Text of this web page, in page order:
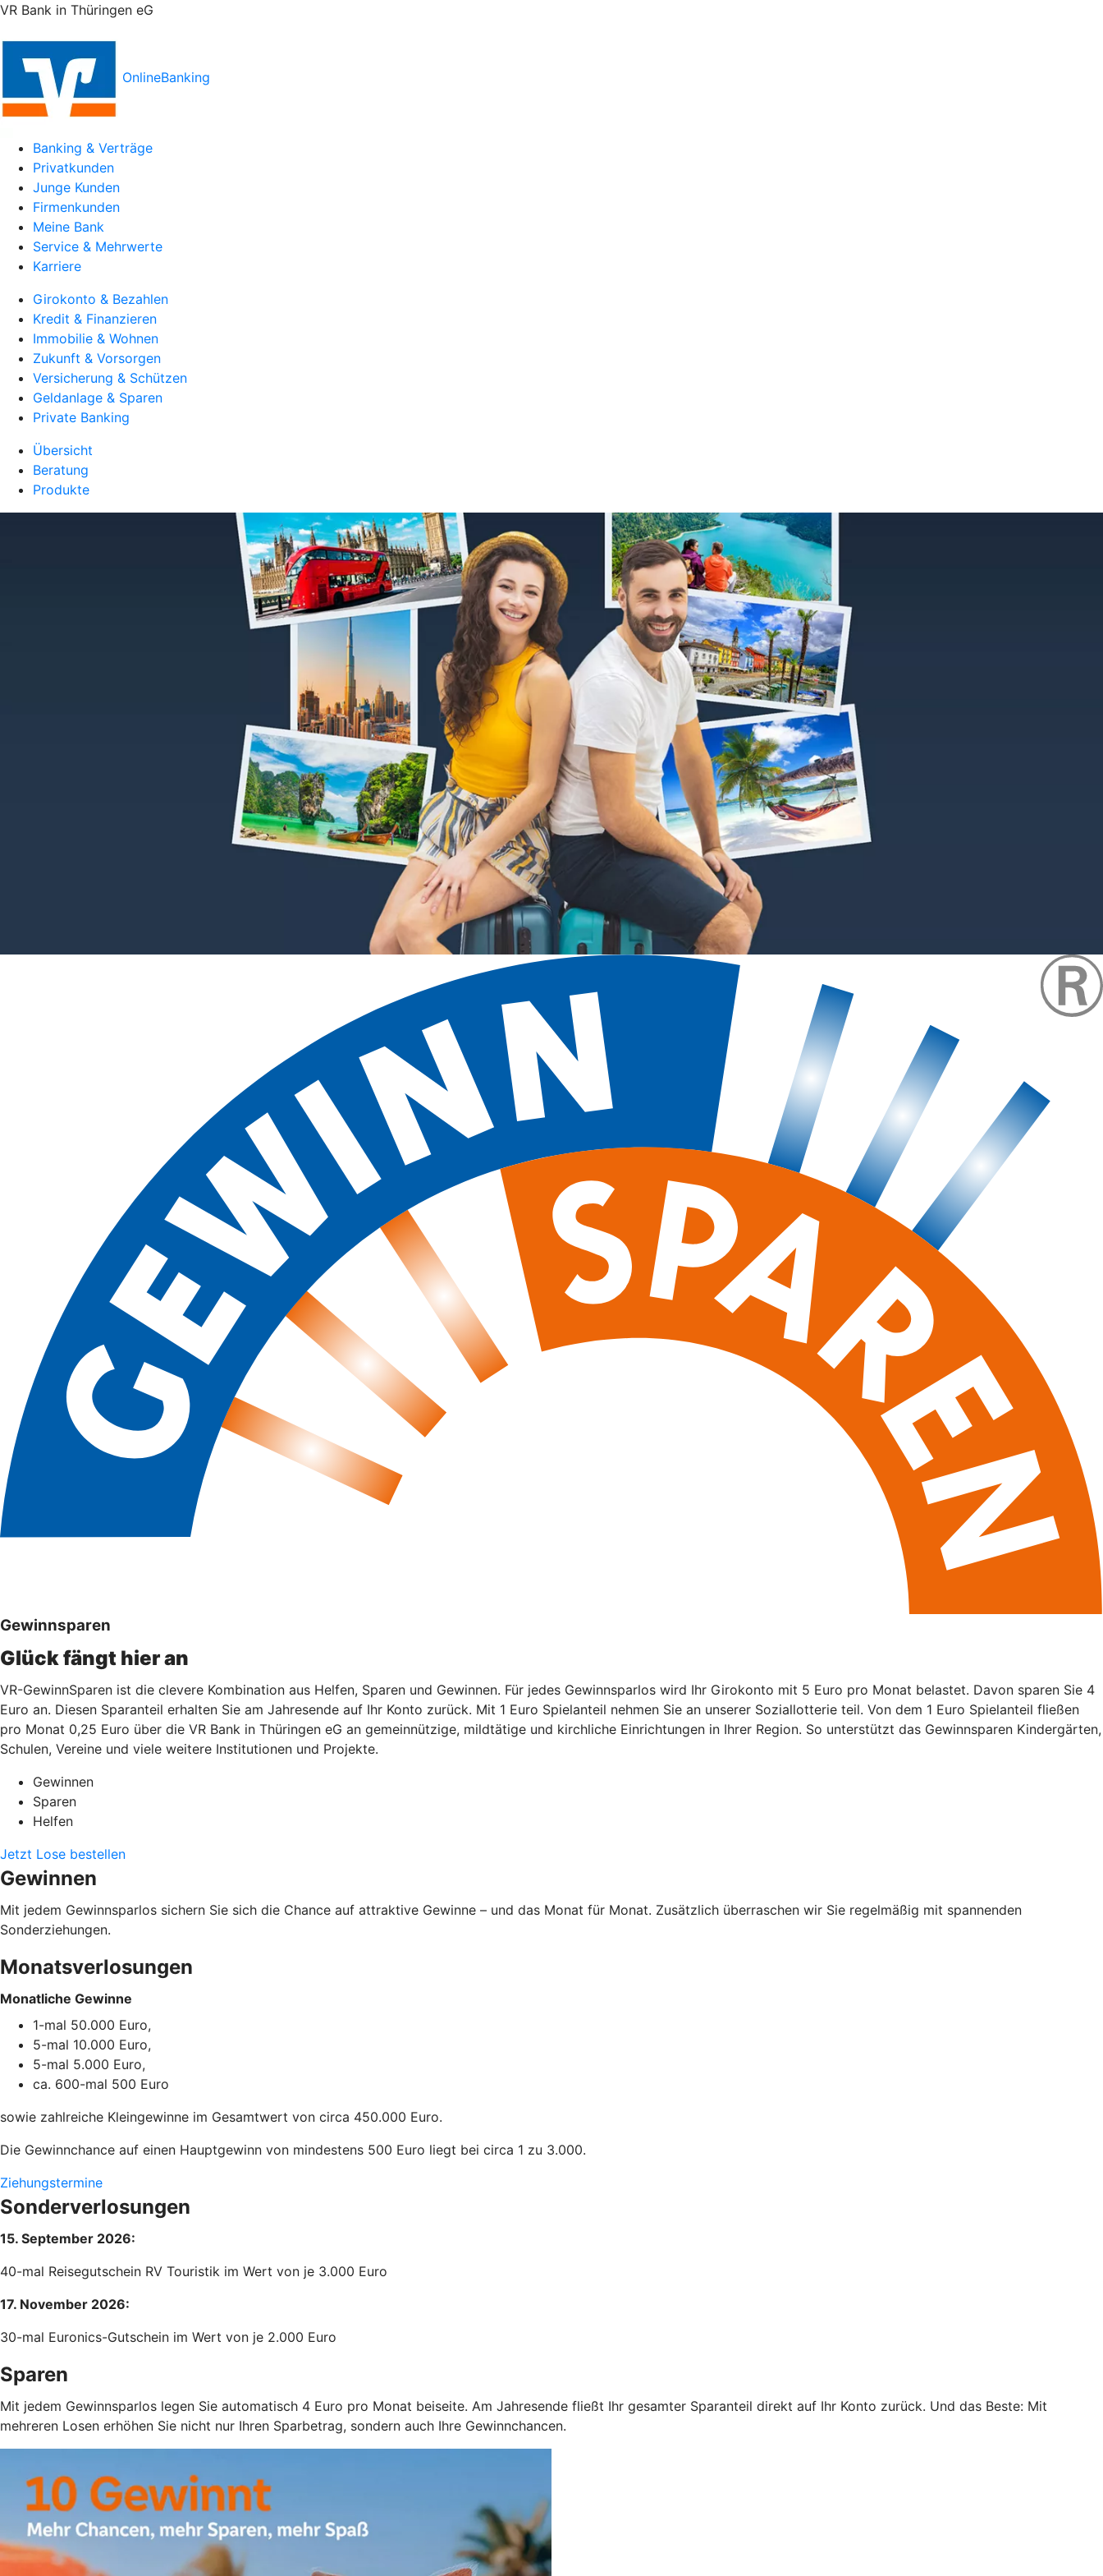
VR Bank in Thüringen eG
OnlineBanking
Banking & Verträge
Privatkunden
Junge Kunden
Firmenkunden
Meine Bank
Service & Mehrwerte
Karriere
Girokonto & Bezahlen
Kredit & Finanzieren
Immobilie & Wohnen
Zukunft & Vorsorgen
Versicherung & Schützen
Geldanlage & Sparen
Private Banking
Übersicht
Beratung
Produkte
Gewinnsparen
Glück fängt hier an
VR-GewinnSparen ist die clevere Kombination aus Helfen, Sparen und Gewinnen. Für jedes Gewinnsparlos wird Ihr Girokonto mit 5 Euro pro Monat belastet. Davon sparen Sie 4
Euro an. Diesen Sparanteil erhalten Sie am Jahresende auf Ihr Konto zurück. Mit 1 Euro Spielanteil nehmen Sie an unserer Soziallotterie teil. Von dem 1 Euro Spielanteil fließen
pro Monat 0,25 Euro über die VR Bank in Thüringen eG an gemeinnützige, mildtätige und kirchliche Einrichtungen in Ihrer Region. So unterstützt das Gewinnsparen Kindergärten,
Schulen, Vereine und viele weitere Institutionen und Projekte.
Gewinnen
Sparen
Helfen
Jetzt Lose bestellen
Gewinnen
Mit jedem Gewinnsparlos sichern Sie sich die Chance auf attraktive Gewinne – und das Monat für Monat. Zusätzlich überraschen wir Sie regelmäßig mit spannenden
Sonderziehungen.
Monatsverlosungen
Monatliche Gewinne
1-mal 50.000 Euro,
5-mal 10.000 Euro,
5-mal 5.000 Euro,
ca. 600-mal 500 Euro
sowie zahlreiche Kleingewinne im Gesamtwert von circa 450.000 Euro.
Die Gewinnchance auf einen Hauptgewinn von mindestens 500 Euro liegt bei circa 1 zu 3.000.
Ziehungstermine
Sonderverlosungen
15. September 2026:
40-mal Reisegutschein RV Touristik im Wert von je 3.000 Euro
17. November 2026:
30-mal Euronics-Gutschein im Wert von je 2.000 Euro
Sparen
Mit jedem Gewinnsparlos legen Sie automatisch 4 Euro pro Monat beiseite. Am Jahresende fließt Ihr gesamter Sparanteil direkt auf Ihr Konto zurück. Und das Beste: Mit
mehreren Losen erhöhen Sie nicht nur Ihren Sparbetrag, sondern auch Ihre Gewinnchancen.